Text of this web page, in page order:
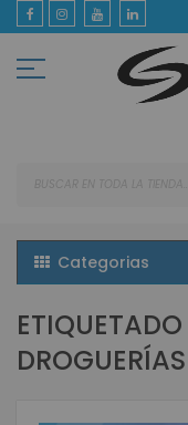
Ir
al
contenido
Categorias